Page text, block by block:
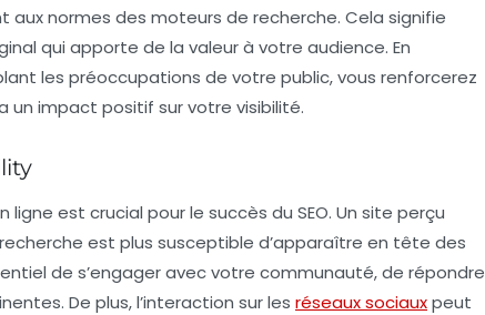
normes des moteurs de recherche. Cela signifie
qui apporte de la valeur à votre audience. En
les préoccupations de votre public, vous renforcerez
impact positif sur votre visibilité.
ligne est crucial pour le succès du SEO. Un site perçu
est plus susceptible d’apparaître en tête des
de s’engager avec votre communauté, de répondre
De plus, l’interaction sur les réseaux sociauxpeut